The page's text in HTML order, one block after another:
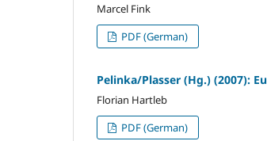
Marcel Fink
PDF (German)
Pelinka/Plasser (Hg.) (2007):
Florian Hartleb
PDF (German)